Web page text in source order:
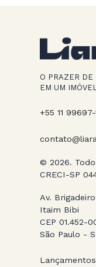
O PRAZER DE
EM UM
+55 11
© 2026.
CRECI-SP
Av.
Itaim Bibi
CEP 01.452-
São Paulo -
Lançamentos